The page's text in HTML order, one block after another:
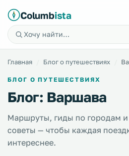
Columbista
Главная Блог о путешествиях
БЛОГ О ПУТЕШЕСТВИЯХ
Блог: Варшава
Маршруты, гиды по городам и
советы — чтобы каждая
интереснее.